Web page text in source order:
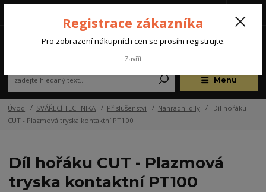
Menu
(Po-Pá, 07:00-15:30 hod.)
Úvod SVÁŘECÍ TECHNIKA Příslušenství Náhradní díly
Díl hořáku
CUT - Plazmová tryska kontaktní PT100
Díl hořáku CUT - Plazmová
tryska kontaktní PT100
Registrace zákazníka
Pro zobrazení nákupních cen se prosím registrujte.
Zavřít